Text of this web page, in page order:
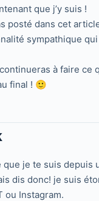
que j’y suis !
posté dans cet
sympathique
à faire
final ! 🙂
je te suis depuis
dis donc! je suis
ou Instagram.